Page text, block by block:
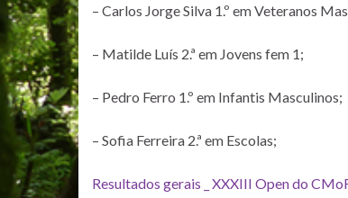
– Carlos Jorge Silva 1.º em Veteranos
– Matilde Luís 2.ª em Jovens fem 1;
– Pedro Ferro 1.º em Infantis Masculinos;
– Sofia Ferreira 2.ª em Escolas;
Resultados gerais _ XXXIII Open do